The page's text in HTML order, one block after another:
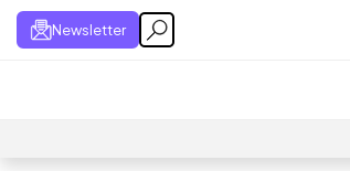
Newsletter